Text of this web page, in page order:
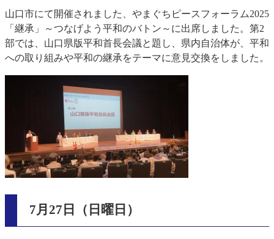
山口市にて開催されました、やまぐちピースフォーラム2025
「継承」～つなげよう平和のバトン～に出席しました。第2
部では、山口県版平和首長会議と題し、県内自治体が、平和
への取り組みや平和の継承をテーマに意見交換をしました。
7月27日（日曜日）